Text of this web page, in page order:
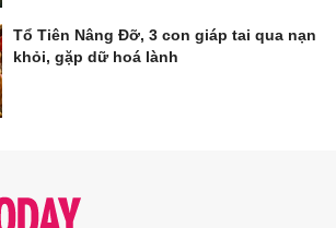
Tổ Tiên Nâng Đỡ, 3 con giáp tai qua nạn
khỏi, gặp dữ hoá lành